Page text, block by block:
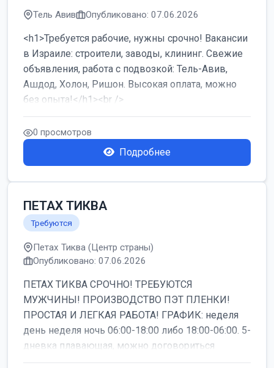
Тель Авив Опубликовано: 07.06.2026
<h1>Требуется рабочие, нужны срочно! Вакансии
в Израиле: строители, заводы, клининг. Свежие
объявления, работа с подвозкой: Тель-Авив,
Ашдод, Холон, Ришон. Высокая оплата, можно
без опыта!</h1><br />
...
0 просмотров
Подробнее
ПЕТАХ ТИКВА
Требуются
Петах Тиква (Центр страны)
Опубликовано: 07.06.2026
ПЕТАХ ТИКВА СРОЧНО! ТРЕБУЮТСЯ
МУЖЧИНЫ! ПРОИЗВОДСТВО ПЭТ ПЛЕНКИ!
ПРОСТАЯ И ЛЕГКАЯ РАБОТА! ГРАФИК: неделя
день неделя ночь 06:00-18:00 либо 18:00-06:00. 5-
дневка плавающая, можно договориться
работать б...